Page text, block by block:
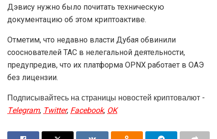
Дэвису нужно было почитать техническую
документацию об этом криптоактиве.
Отметим, что недавно власти Дубая обвинили
сооснователей TAC в нелегальной деятельности,
предупредив, что их платформа OPNX работает в ОАЭ
без лицензии.
Подписывайтесь на страницы новостей криптовалют -
Telegram,Twitter,Facebook,OK